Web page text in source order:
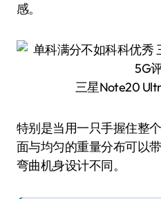
感。
三星Note20
特别是当用一只手握住整
面与均匀的重量分布可以
弯曲机身设计不同。